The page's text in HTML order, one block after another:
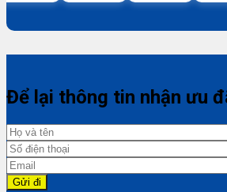
Để lại thông tin nhận ưu